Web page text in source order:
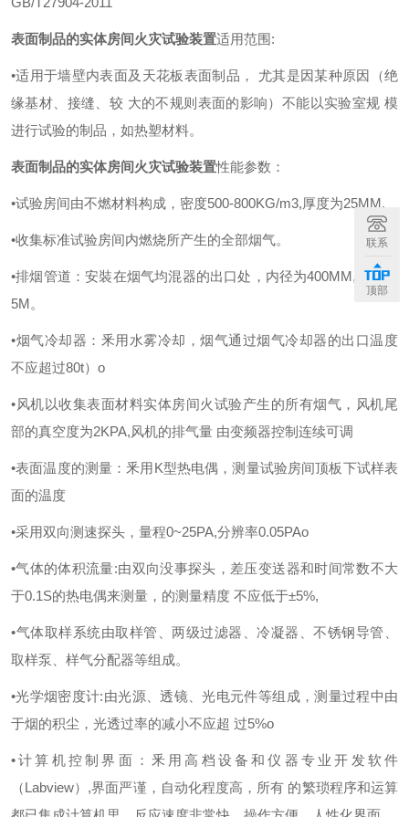
表面制品的实体房间火灾试验装置适用范围:
•适用于墙壁内表面及天花板表面制品， 尤其是因某种原因（绝
缘基材、接缝、较 大的不规则表面的影响）不能以实验室规 模
进行试验的制品，如热塑材料。
表面制品的实体房间火灾试验装置性能参数：
•试验房间由不燃材料构成，密度500-800KG/m3,厚度为25MM.
•收集标准试验房间内燃烧所产生的全部烟气。
•排烟管道：安裝在烟气均混器的出口处，内径为400MM,直管段
5M。
•烟气冷却器：釆用水雾冷却，烟气通过烟气冷却器的出口温度
不应超过80t）o
•风机以收集表面材料实体房间火试验产生的所有烟气，风机尾
部的真空度为2KPA,风机的排气量 由变频器控制连续可调
•表面温度的测量：釆用K型热电偶，测量试验房间顶板下试样表
面的温度
•采用双向测速探头，量程0~25PA,分辨率0.05PAo
•气体的体积流量:由双向没事探头，差压变送器和时间常数不大
于0.1S的热电偶来测量，的测量精度 不应低于±5%,
•气体取样系统由取样管、两级过滤器、冷凝器、不锈钢导管、
取样泵、样气分配器等组成。
•光学烟密度计:由光源、透镜、光电元件等组成，测量过程中由
于烟的积尘，光透过率的减小不应超 过5%o
•计算机控制界面：釆用高档设备和仪器专业开发软件
（Labview）,界面严谨，自动化程度高，所有 的繁琐程序和运算
联系
顶部